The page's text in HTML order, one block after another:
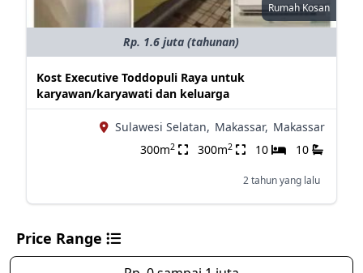
Rumah Kosan
Rp. 1.6 juta (tahunan)
Kost Executive Toddopuli Raya untuk
karyawan/karyawati dan keluarga
Sulawesi Selatan, Makassar, Makassar
300m2 300m2 10 10
2 tahun yang lalu
Price Range